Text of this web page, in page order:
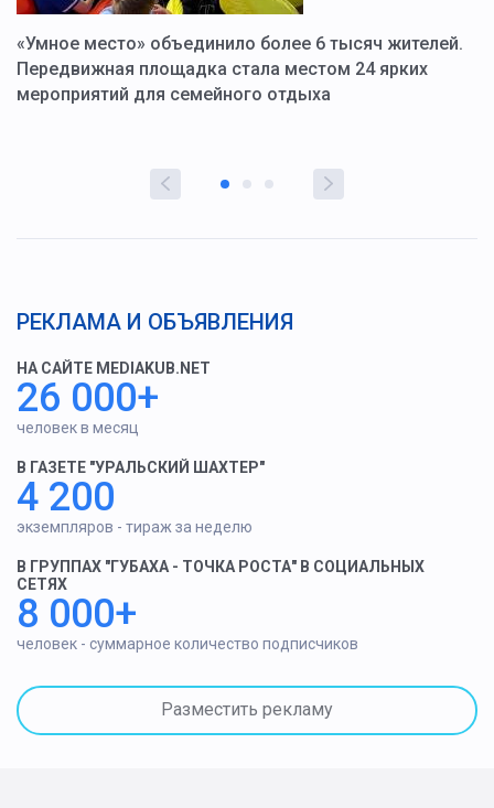
«Умное место» объединило более 6 тысяч жителей.
Передвижная площадка стала местом 24 ярких
мероприятий для семейного отдыха
РЕКЛАМА И ОБЪЯВЛЕНИЯ
НА САЙТЕ MEDIAKUB.NET
26 000+
человек в месяц
В ГАЗЕТЕ "УРАЛЬСКИЙ ШАХТЕР"
4 200
экземпляров - тираж за неделю
В ГРУППАХ "ГУБАХА - ТОЧКА РОСТА" В СОЦИАЛЬНЫХ
СЕТЯХ
8 000+
человек - суммарное количество подписчиков
Разместить рекламу